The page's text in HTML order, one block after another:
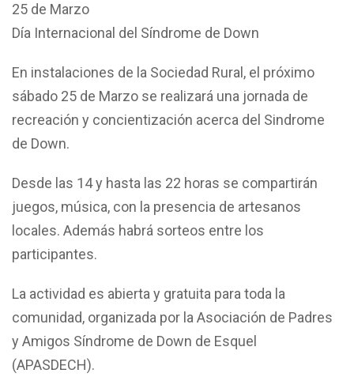
25 de Marzo
Día Internacional del Síndrome de Down
En instalaciones de la Sociedad Rural, el próximo
sábado 25 de Marzo se realizará una jornada de
recreación y concientización acerca del Sindrome
de Down.
Desde las 14 y hasta las 22 horas se compartirán
juegos, música, con la presencia de artesanos
locales. Además habrá sorteos entre los
participantes.
La actividad es abierta y gratuita para toda la
comunidad, organizada por la Asociación de Padres
y Amigos Síndrome de Down de Esquel
(APASDECH).